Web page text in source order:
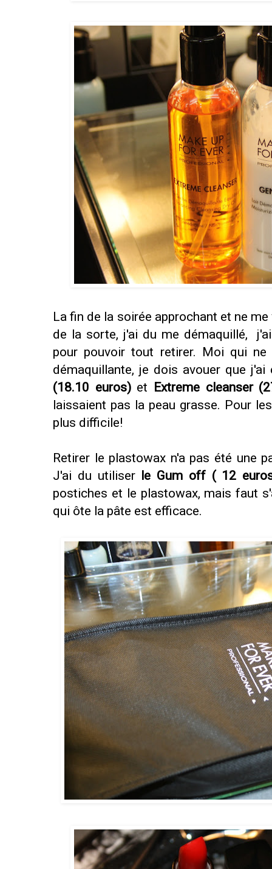
La fin de la soirée approchant et ne
de la sorte, j'ai du me démaquillé,
pour pouvoir tout retirer. Moi qui
démaquillante, je dois avouer que
(18.10 euros)et Extreme cleanser
laissaient pas la peau grasse. Pour
plus difficile!
Retirer le plastowax n'a pas été une
J'ai du utiliser le Gum off ( 12
postiches et le plastowax, mais faut
qui ôte la pâte est efficace.